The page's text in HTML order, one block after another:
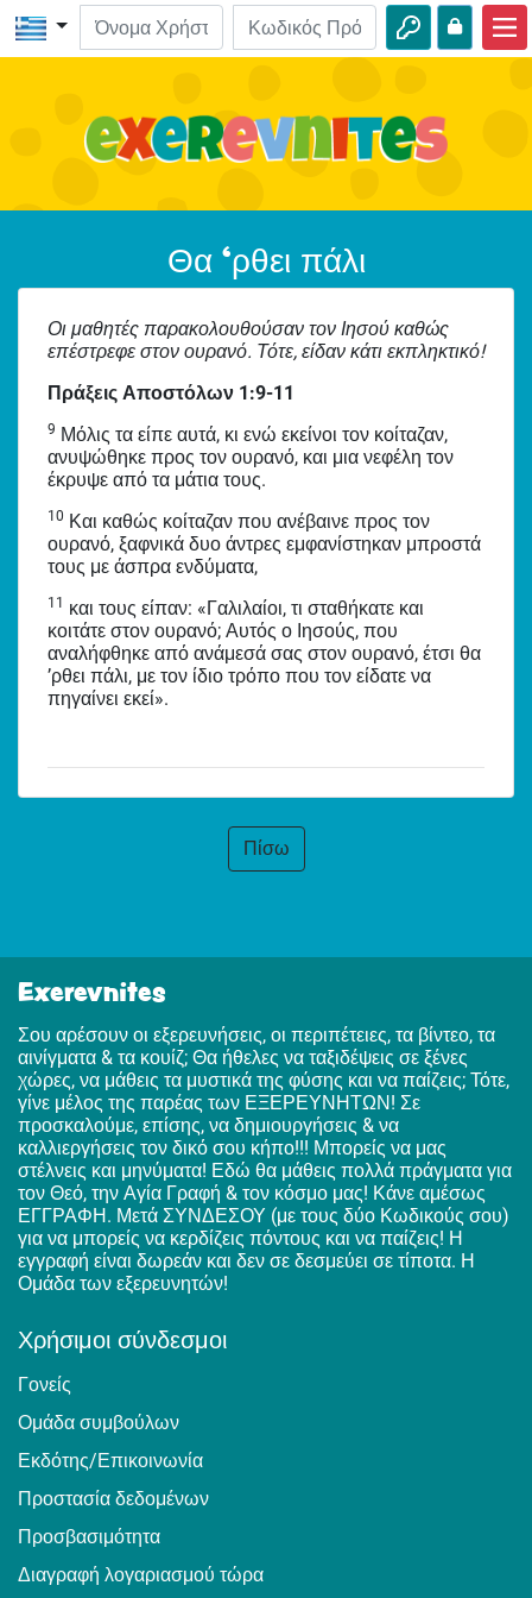
ΒΙΒΛΟ-Εξερευνήσεις
Φύση
Περιπέτειες
Δραστηριότητες
Θα ‘ρθει πάλι
Οι μαθητές παρακολουθούσαν τον Ιησού καθώς
επέστρεφε στον ουρανό. Τότε, είδαν κάτι εκπληκτικό!
Πράξεις Αποστόλων 1:9-11
9 Μόλις τα είπε αυτά, κι ενώ εκείνοι τον κοίταζαν,
ανυψώθηκε προς τον ουρανό, και μια νεφέλη τον
έκρυψε από τα μάτια τους.
10 Και καθώς κοίταζαν που ανέβαινε προς τον
ουρανό, ξαφνικά δυο άντρες εμφανίστηκαν μπροστά
τους με άσπρα ενδύματα,
11
και τους είπαν: «Γαλιλαίοι, τι σταθήκατε και
κοιτάτε στον ουρανό; Αυτός ο Ιησούς, που
αναλήφθηκε από ανάμεσά σας στον ουρανό, έτσι θα
’ρθει πάλι, με τον ίδιο τρόπο που τον είδατε να
πηγαίνει εκεί».
Πίσω
Exerevnites
Σου αρέσουν οι εξερευνήσεις, οι περιπέτειες, τα βίντεο, τα
αινίγματα & τα κουίζ; Θα ήθελες να ταξιδέψεις σε ξένες
χώρες, να μάθεις τα μυστικά της φύσης και να παίζεις; Τότε,
γίνε μέλος της παρέας των ΕΞΕΡΕΥΝΗΤΩΝ! Σε
προσκαλούμε, επίσης, να δημιουργήσεις & να
καλλιεργήσεις τον δικό σου κήπο!!! Μπορείς να μας
στέλνεις και μηνύματα! Εδώ θα μάθεις πολλά πράγματα για
τον Θεό, την Αγία Γραφή & τον κόσμο μας! Κάνε αμέσως
ΕΓΓΡΑΦΗ. Μετά ΣΥΝΔΕΣΟΥ (με τους δύο Κωδικούς σου)
για να μπορείς να κερδίζεις πόντους και να παίζεις! Η
εγγραφή είναι δωρεάν και δεν σε δεσμεύει σε τίποτα. Η
Ομάδα των εξερευνητών!
Χρήσιμοι σύνδεσμοι
Γονείς
Ομάδα συμβούλων
Εκδότης/Επικοινωνία
Προστασία δεδομένων
Προσβασιμότητα
Διαγραφή λογαριασμού τώρα